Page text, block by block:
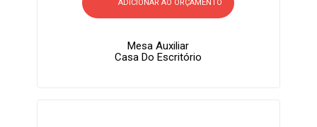
ADICIONAR AO ORÇAMENTO
Mesa Auxiliar
Casa Do Escritório